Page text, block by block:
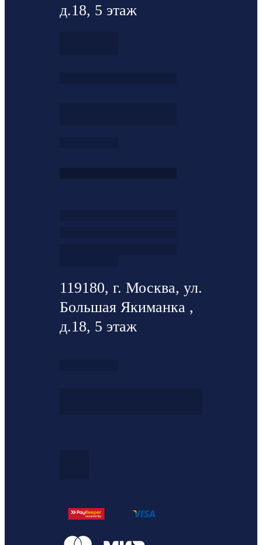
д.18, 5 этаж
119180, г. Москва, ул.
Большая Якиманка ,
д.18, 5 этаж